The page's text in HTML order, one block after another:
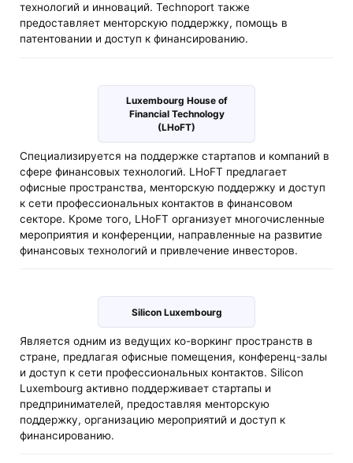
технологий и инноваций. Technoport также
предоставляет менторскую поддержку, помощь в
патентовании и доступ к финансированию.
Luxembourg House of
Financial Technology
(LHoFT)
Специализируется на поддержке стартапов и компаний в
сфере финансовых технологий. LHoFT предлагает
офисные пространства, менторскую поддержку и доступ
к сети профессиональных контактов в финансовом
секторе. Кроме того, LHoFT организует многочисленные
мероприятия и конференции, направленные на развитие
финансовых технологий и привлечение инвесторов.
Silicon Luxembourg
Является одним из ведущих ко-воркинг пространств в
стране, предлагая офисные помещения, конференц-залы
и доступ к сети профессиональных контактов. Silicon
Luxembourg активно поддерживает стартапы и
предпринимателей, предоставляя менторскую
поддержку, организацию мероприятий и доступ к
финансированию.